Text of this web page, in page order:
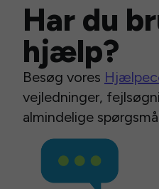
Har du
hjælp?
Besøg vores
vejledninger,
almindelige